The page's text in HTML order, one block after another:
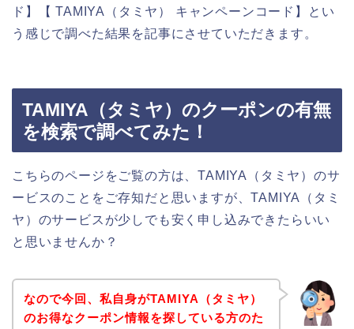
ド】【 TAMIYA（タミヤ） キャンペーンコード】とい
う感じで調べた結果を記事にさせていただきます。
TAMIYA（タミヤ）のクーポンの有無
を検索で調べてみた！
こちらのページをご覧の方は、TAMIYA（タミヤ）のサ
ービスのことをご存知だと思いますが、TAMIYA（タミ
ヤ）のサービスが少しでも安く申し込みできたらいい
と思いませんか？
なので今回、私自身がTAMIYA（タミヤ）
のお得なクーポン情報を探している方のた